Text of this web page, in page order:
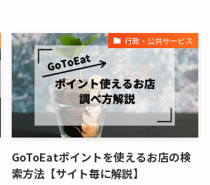
行政・公共サービス
GoToEatポイントを使えるお店の検
索方法【サイト毎に解説】